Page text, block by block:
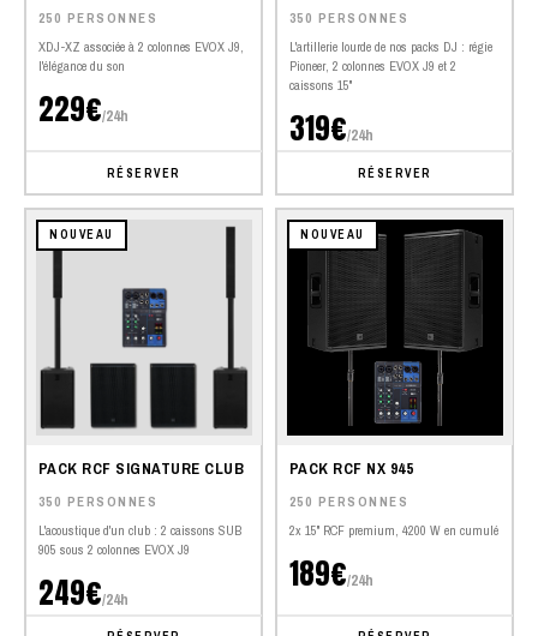
250 PERSONNES
XDJ-XZ associée à 2 colonnes EVOX J9,
l'élégance du son
229€/24h
RÉSERVER
350 PERSONNES
L'artillerie lourde de nos packs DJ : régie
Pioneer, 2 colonnes EVOX J9 et 2
caissons 15"
319€/24h
RÉSERVER
NOUVEAU
PACK RCF SIGNATURE CLUB
350 PERSONNES
L'acoustique d'un club : 2 caissons SUB
905 sous 2 colonnes EVOX J9
249€/24h
NOUVEAU
PACK RCF NX 945
250 PERSONNES
2x 15" RCF premium, 4200 W en cumulé
189€/24h